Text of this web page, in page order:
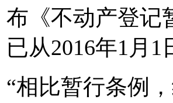
布《不动产登记
已从2016年1月
“相比暂行条例